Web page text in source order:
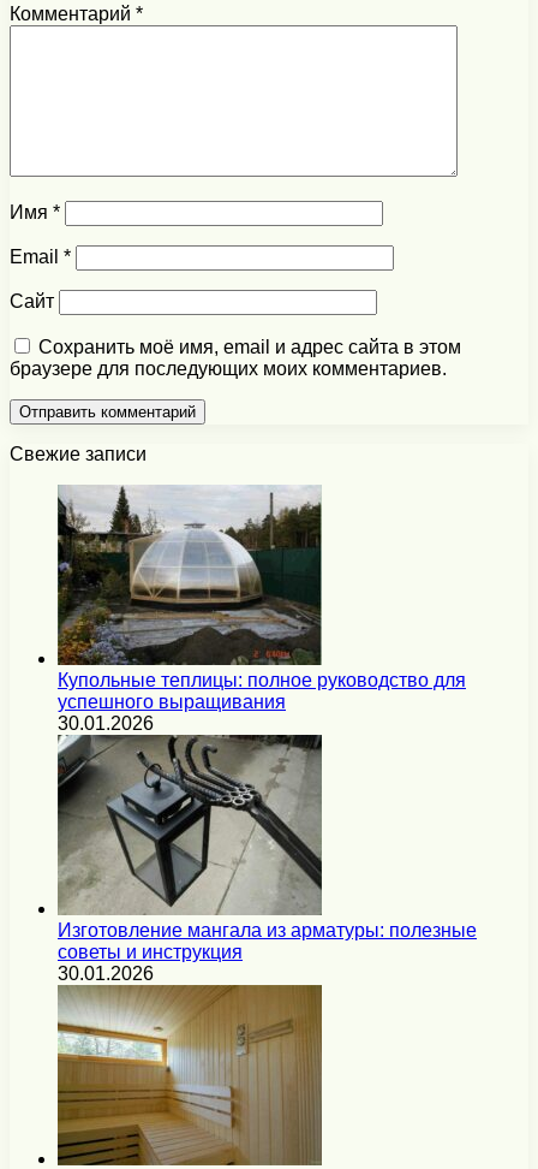
Комментарий *
Имя *
Email *
Сайт
Сохранить моё имя, email и адрес сайта в этом
браузере для последующих моих комментариев.
Свежие записи
Купольные теплицы: полное руководство для
успешного выращивания
30.01.2026
Изготовление мангала из арматуры: полезные
советы и инструкция
30.01.2026